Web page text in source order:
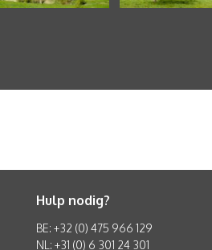
Hulp nodig?
BE: +32 (0) 475 966 129
NL: +31 (0) 6 301 24 301